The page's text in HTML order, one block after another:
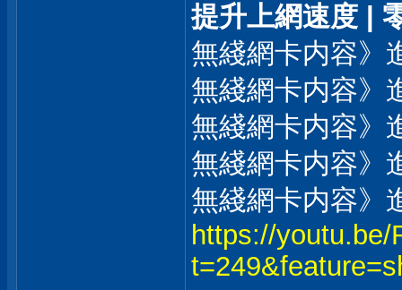
提升上網速度 |
無綫網卡内容》
無綫網卡内容》
無綫網卡内容》
無綫網卡内容》
無綫網卡内容》
https://